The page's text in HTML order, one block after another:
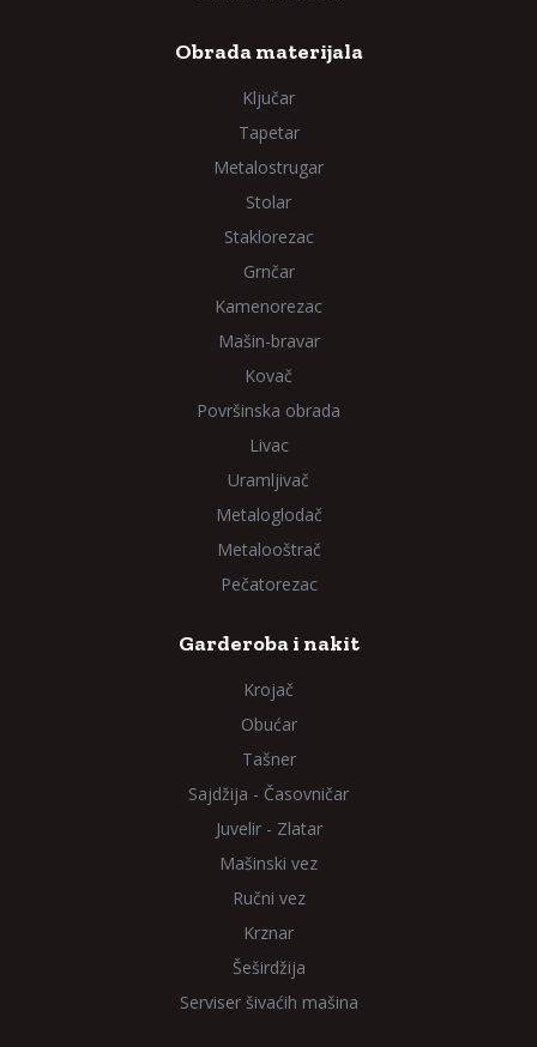
Obrada materijala
Ključar
Tapetar
Metalostrugar
Stolar
Staklorezac
Grnčar
Kamenorezac
Mašin-bravar
Kovač
Površinska obrada
Livac
Uramljivač
Metaloglodač
Metalooštrač
Pečatorezac
Garderoba i nakit
Krojač
Obućar
Tašner
Sajdžija - Časovničar
Juvelir - Zlatar
Mašinski vez
Ručni vez
Krznar
Šeširdžija
Serviser šivaćih mašina